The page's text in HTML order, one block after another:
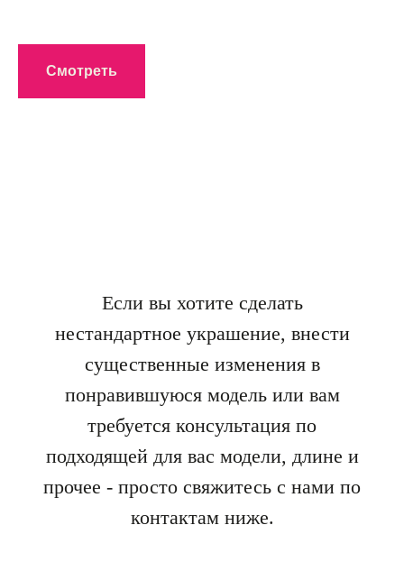
Смотреть
Если вы хотите сделать
нестандартное украшение, внести
существенные изменения в
понравившуюся модель или вам
требуется консультация по
подходящей для вас модели, длине и
прочее - просто свяжитесь с нами по
контактам ниже.